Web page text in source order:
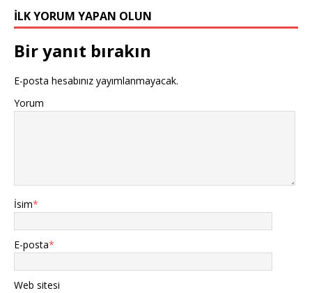
İLK YORUM YAPAN OLUN
Bir yanıt bırakın
E-posta hesabınız yayımlanmayacak.
Yorum
İsim*
E-posta*
Web sitesi